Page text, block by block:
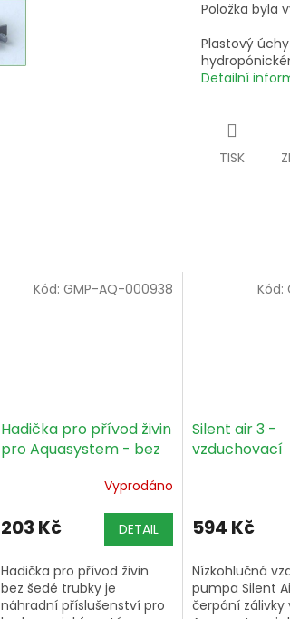
Položka byla
Plastový
Detailní
TISK
Hadička pro přívod živin
pro Aquasystem - bez
Vyprodáno
203 Kč DETAIL
Hadička pro přívod živin
bez šedé trubky je
náhradní příslušenství pro
Kód: GMP-AQ-000938
Silent air 3 -
vzduchovací
594 Kč
Nízkohlučná
pumpa Silent
čerpání zálivky
Kód: